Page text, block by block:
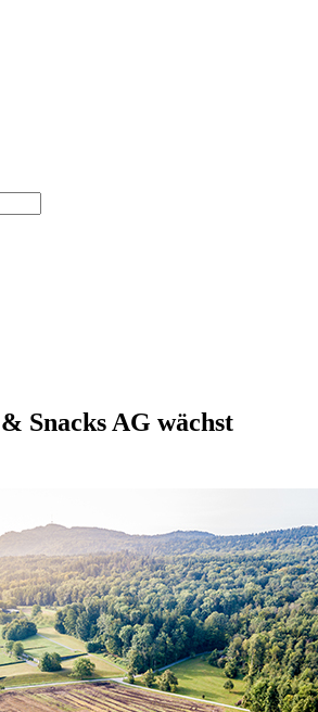
Snacks AG wächst